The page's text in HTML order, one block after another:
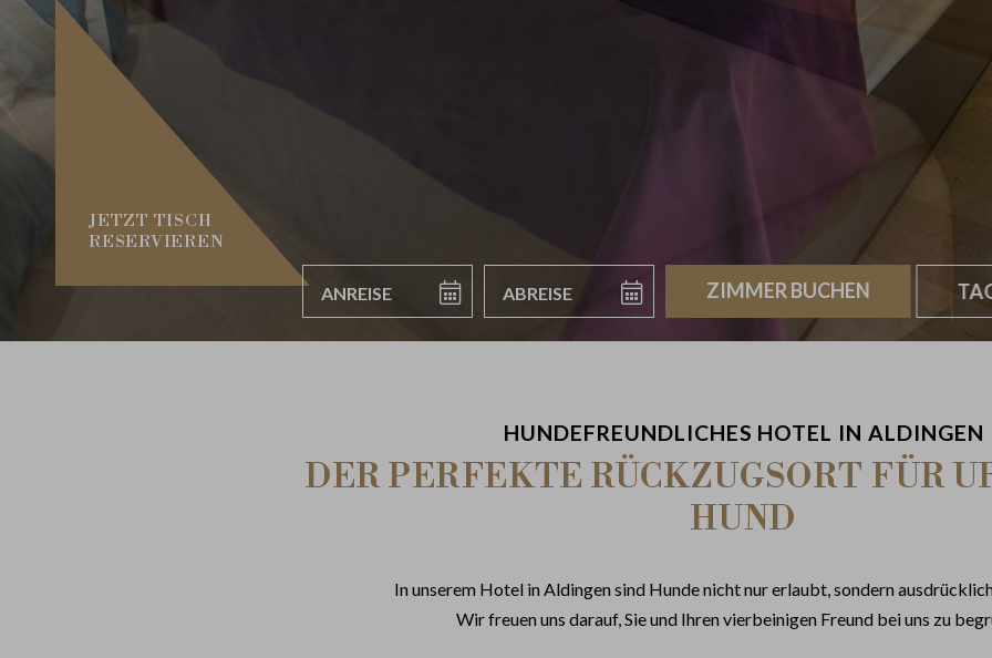
Anreise Abreise Buchen
JETZT TISCH
RESERVIEREN
HUNDEFREUNDLICHES HOTEL IN ALDINGEN
DER PERFEKTE RÜCKZUGSORT FÜR
HUND
In unserem Hotel in Aldingen sind Hunde nicht nur erlaubt, sondern
Wir freuen uns darauf, Sie und Ihren vierbeinigen Freund bei uns zu